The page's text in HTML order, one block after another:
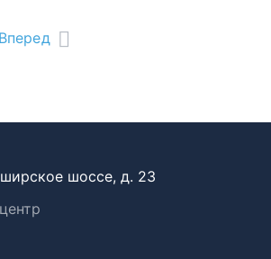
Вперед
шоссе, д. 23